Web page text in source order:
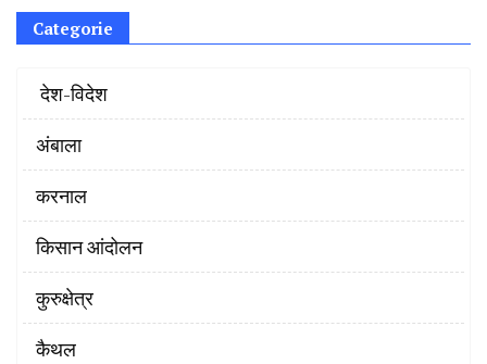
Categorie
‌ देश-विदेश
अंबाला
करनाल
किसान आंदोलन
कुरुक्षेत्र
कैथल